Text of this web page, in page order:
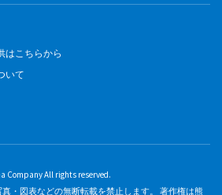
はこちらから
いて
Company All rights reserved.
・図表などの無断転載を禁止します。 著作権は熊